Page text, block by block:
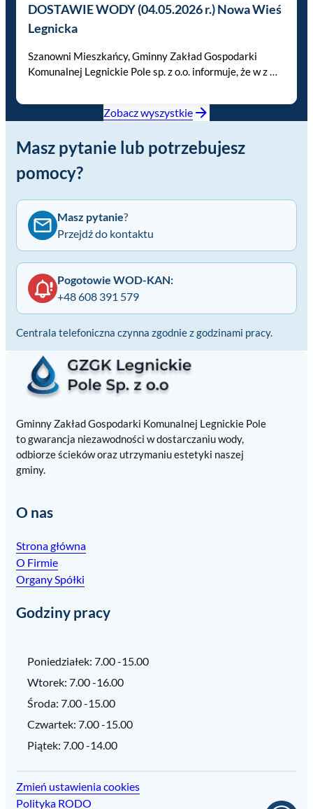
DOSTAWIE WODY (04.05.2026 r.) Nowa Wieś
Legnicka
Szanowni Mieszkańcy, Gminny Zakład Gospodarki
Komunalnej Legnickie Pole sp. z o.o. informuje, że w z …
Zobacz wyszystkie
Masz pytanie lub potrzebujesz
pomocy?
Masz pytanie?
Przejdź do kontaktu
Pogotowie WOD-KAN:
+48 608 391 579
Centrala telefoniczna czynna zgodnie z godzinami pracy.
Gminny Zakład Gospodarki Komunalnej Legnickie Pole
to gwarancja niezawodności w dostarczaniu wody,
odbiorze ścieków oraz utrzymaniu estetyki naszej
gminy.
O nas
Strona główna
O Firmie
Organy Spółki
Godziny pracy
Poniedziałek: 7.00 -15.00
Wtorek: 7.00 -16.00
Środa: 7.00 -15.00
Czwartek: 7.00 -15.00
Piątek: 7.00 -14.00
Zmień ustawienia cookies
Polityka RODO